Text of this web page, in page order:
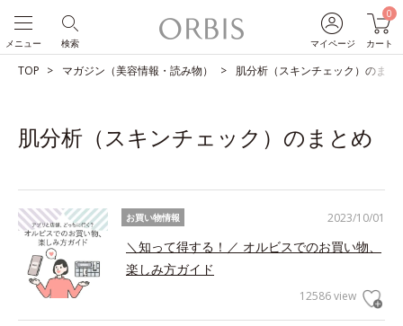
マイページ
0
カート
検索
メニュー
TOP マガジン（美容情報・読み物） 肌分析（スキンチェック）のまと
肌分析（スキンチェック）のまとめ
2023/10/01
お買い物情報
＼知って得する！／ オルビスでのお買い物、
楽しみ方ガイド
12586 view